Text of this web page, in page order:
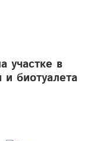
участке в
биотуалета